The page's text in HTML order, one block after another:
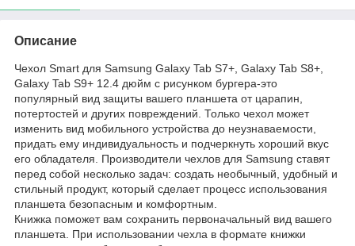
Описание
Чехол Smart для Samsung Galaxy Tab S7+, Galaxy Tab S8+,
Galaxy Tab S9+ 12.4 дюйм с рисунком бургера-это
популярный вид защиты вашего планшета от царапин,
потертостей и других повреждений. Только чехол может
изменить вид мобильного устройства до неузнаваемости,
придать ему индивидуальность и подчеркнуть хороший вкус
его обладателя. Производители чехлов для Samsung ставят
перед собой несколько задач: создать необычный, удобный и
стильный продукт, который сделает процесс использования
планшета безопасным и комфортным.
Книжка поможет вам сохранить первоначальный вид вашего
планшета. При использовании чехла в формате книжки